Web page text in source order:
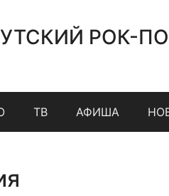
РОК-
ТВ АФИША